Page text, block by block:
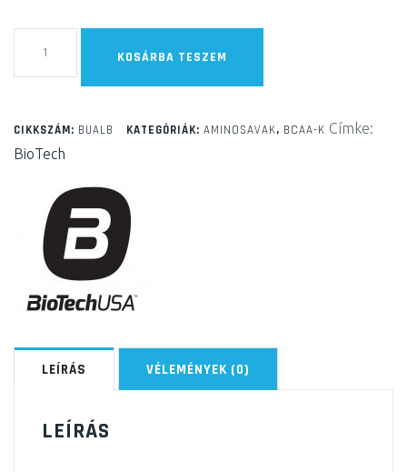
mennyiség
KOSÁRBA TESZEM
CIKKSZÁM: BUALB KATEGÓRIÁK: AMINOSAVAK, BCAA-K Címke:
BioTech
LEÍRÁS VÉLEMÉNYEK (0)
LEÍRÁS